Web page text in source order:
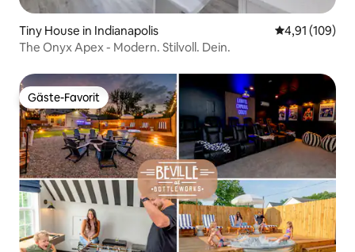
Tiny House in Indianapolis
4,91 (109)
The Onyx Apex - Modern. Stilvoll. Dein.
Gäste-Favorit
Gäste-Favorit